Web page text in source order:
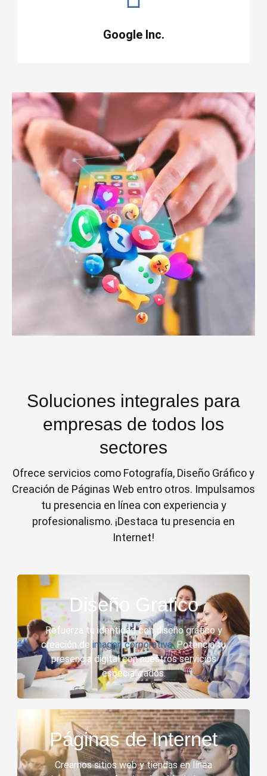
Google Inc.
Soluciones integrales para
empresas de todos los
sectores
Ofrece servicios como Fotografía, Diseño Gráfico y
Creación de Páginas Web entro otros. Impulsamos
tu presencia en línea con experiencia y
profesionalismo. ¡Destaca tu presencia en
Internet!
Diseño Grafico
Refuerza tu identidad con diseño gráfico y
creación de imagen corporativa. Potencia tu
presencia digital con nuestros servicios
especializados.
Páginas de Internet
Creamos sitios web y tiendas en línea